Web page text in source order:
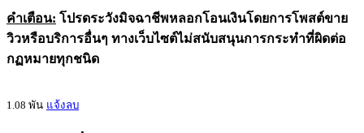
คำเตือน: โปรดระวังมิจฉาชีพหลอกโอนเงินโดยการโพสต์ขาย
วิวหรือบริการอื่นๆ ทางเว็บไซต์ไม่สนับสนุนการกระทำที่ผิดต่อ
กฏหมายทุกชนิด
1.08 พัน แจ้งลบ